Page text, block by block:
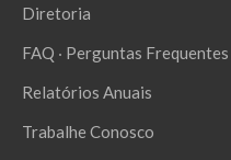
Diretoria
FAQ ‧ Perguntas Frequentes
Relatórios Anuais
Trabalhe Conosco